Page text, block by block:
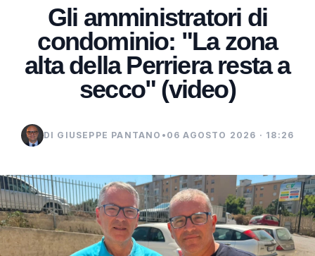
Gli amministratori di
condominio: "La zona
alta della Perriera resta a
secco" (video)
DI GIUSEPPE PANTANO • 06 AGOSTO 2026 · 18:26